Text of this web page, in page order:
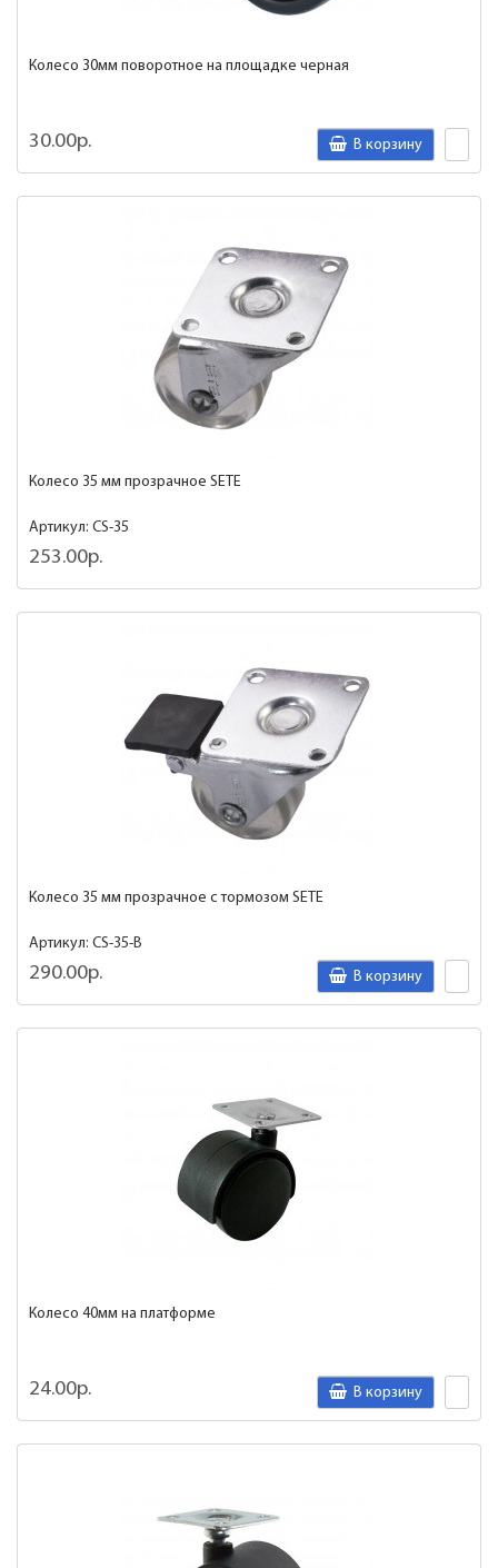
Колесо 30мм поворотное на площадке черная
30.00р. В корзину
Колесо 35 мм прозрачное SETE
Артикул: CS-35
253.00р.
Колесо 35 мм прозрачное с тормозом SETE
Артикул: CS-35-B
290.00р. В корзину
Колесо 40мм на платформе
24.00р. В корзину